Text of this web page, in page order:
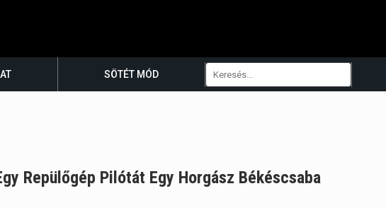
SÖTÉT MÓD
Repülőgép Pilótát Egy Horgász Békéscsaba